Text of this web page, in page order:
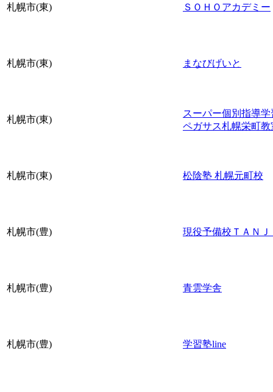
札幌市(東) ＳＯＨＯアカデミー
札幌市(東) まなびげいと
札幌市(東)
スーパー個別指導学
ペガサス札幌栄町教
札幌市(東) 松陰塾 札幌元町校
札幌市(豊) 現役予備校ＴＡＮＪ
札幌市(豊) 青雲学舎
札幌市(豊) 学習塾line